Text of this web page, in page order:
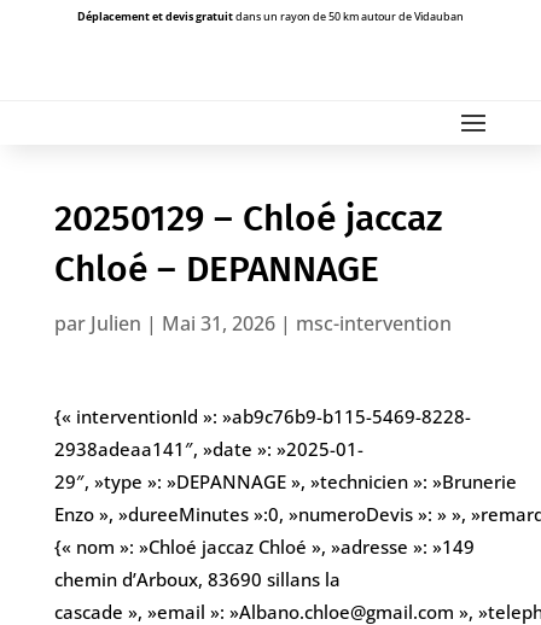
Déplacement et devis gratuitdans un rayon de 50 km autour de Vidauban
20250129 – Chloé jaccaz
Chloé – DEPANNAGE
par Julien | Mai 31, 2026| msc-intervention
{« interventionId »: »ab9c76b9-b115-5469-8228-
2938adeaa141″, »date »: »2025-01-
29″, »type »: »DEPANNAGE », »technicien »: »Brunerie
Enzo », »dureeMinutes »:0, »numeroDevis »: » »,
{« nom »: »Chloé jaccaz Chloé », »adresse »: »149
chemin d’Arboux, 83690 sillans la
cascade », »email »: »Albano.chloe@gmail.com »,